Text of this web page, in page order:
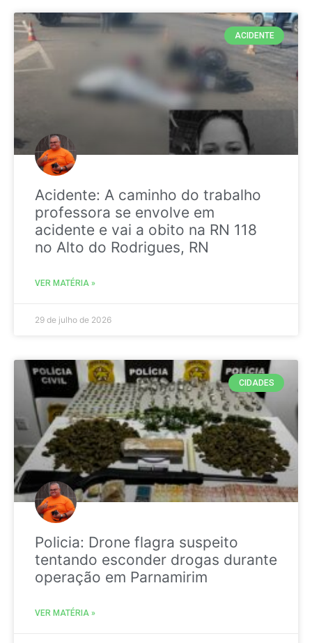
ACIDENTE
Acidente: A caminho do trabalho
professora se envolve em
acidente e vai a obito na RN 118
no Alto do Rodrigues, RN
VER MATÉRIA »
29 de julho de 2026
CIDADES
Policia: Drone flagra suspeito
tentando esconder drogas durante
operação em Parnamirim
VER MATÉRIA »